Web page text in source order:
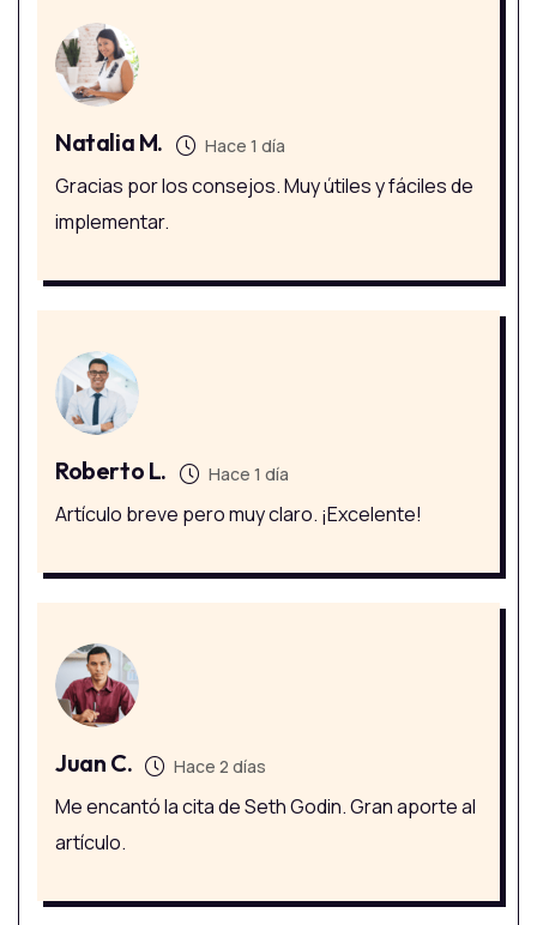
Natalia M. Hace 1 día
Gracias por los consejos. Muy útiles y fáciles de
implementar.
Roberto L. Hace 1 día
Artículo breve pero muy claro. ¡Excelente!
Juan C. Hace 2 días
Me encantó la cita de Seth Godin. Gran aporte al
artículo.